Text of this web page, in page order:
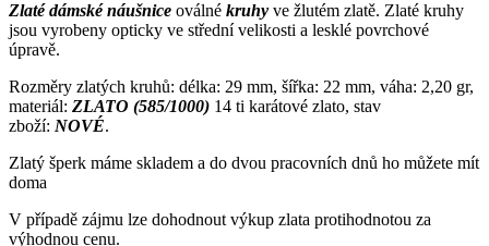
Zlaté dámské náušnice oválné kruhy ve žlutém zlatě. Zlaté kruhy
jsou vyrobeny opticky ve střední velikosti a lesklé povrchové
úpravě.
Rozměry zlatých kruhů: délka: 29 mm, šířka: 22 mm, váha: 2,20 gr,
materiál: ZLATO (585/1000) 14 ti karátové zlato, stav
zboží: NOVÉ.
Zlatý šperk máme skladem a do dvou pracovních dnů ho můžete mít
doma
V případě zájmu lze dohodnout výkup zlata protihodnotou za
výhodnou cenu.